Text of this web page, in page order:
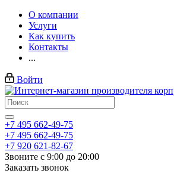
О компании
Услуги
Как купить
Контакты
...
Войти
+7 495 662-49-75
+7 495 662-49-75
+7 920 621-82-67
Звоните с 9:00 до 20:00
Заказать звонок